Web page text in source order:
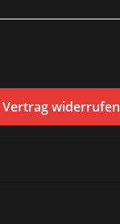
Vertrag widerrufen